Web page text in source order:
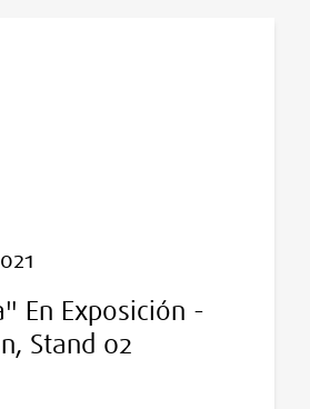
En Exposición -
Stand 02